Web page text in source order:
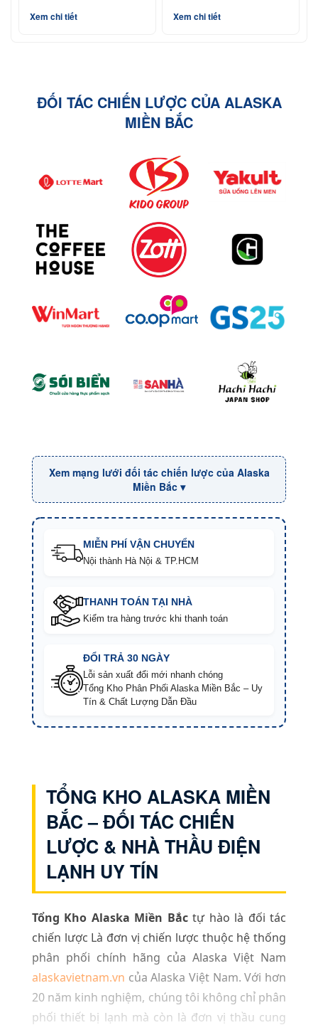
Xem chi tiết Xem chi tiết
ĐỐI TÁC CHIẾN LƯỢC CỦA ALASKA
MIỀN BẮC
Xem mạng lưới đối tác chiến lược của Alaska
Miền Bắc ▾
MIỄN PHÍ VẬN CHUYỂN
Nội thành Hà Nội & TP.HCM
THANH TOÁN TẠI NHÀ
Kiểm tra hàng trước khi thanh toán
ĐỔI TRẢ 30 NGÀY
Lỗi sản xuất đổi mới nhanh chóng
Tổng Kho Phân Phối Alaska Miền Bắc – Uy
Tín & Chất Lượng Dẫn Đầu
TỔNG KHO ALASKA MIỀN
BẮC – ĐỐI TÁC CHIẾN
LƯỢC & NHÀ THẦU ĐIỆN
LẠNH UY TÍN
Tổng Kho Alaska Miền Bắctự hào là đối tác
chiến lược Là đơn vị chiến lược thuộc hệ thống
phân phối chính hãng của Alaska Việt Nam
alaskavietnam.vn của Alaska Việt Nam. Với hơn
20 năm kinh nghiệm, chúng tôi không chỉ phân
phối thiết bị lạnh mà còn là đơn vị thầu cung